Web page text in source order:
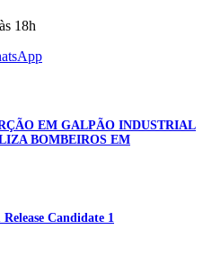
18h
EM GALPÃO INDUSTRIAL
BOMBEIROS EM
Candidate 1